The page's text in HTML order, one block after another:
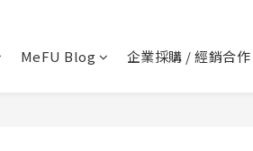
MeFU Blog 企業採購 / 經銷合作
🛡️ APEXEL/MEFU品牌